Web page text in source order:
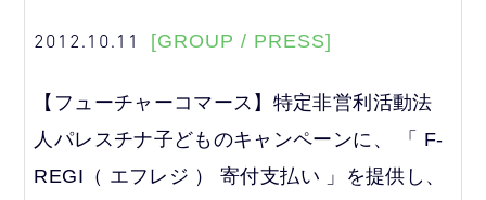
2012.10.11 [GROUP / PRESS]
【フューチャーコマース】特定非営利活動法
人パレスチナ子どものキャンペーンに、 「 F-
REGI（ エフレジ ） 寄付支払い 」を提供し、